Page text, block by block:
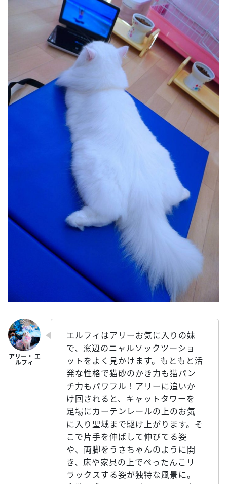
エルフィはアリーお気に入りの妹
で、窓辺のニャルソックツーショ
ットをよく見かけます。もともと活
発な性格で猫砂のかき力も猫パン
チ力もパワフル！アリーに追いか
け回されると、キャットタワーを
足場にカーテンレールの上のお気
に入り聖域まで駆け上がります。そ
こで片手を伸ばして伸びてる姿
や、両脚をうさちゃんのように開
き、床や家具の上でぺったんこリ
ラックスする姿が独特な風景に。